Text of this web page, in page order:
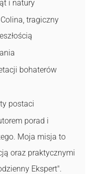
i natury
tragiczny
bohaterów
postaci
porad i
Moja misja to
oraz praktycznymi
Ekspert".